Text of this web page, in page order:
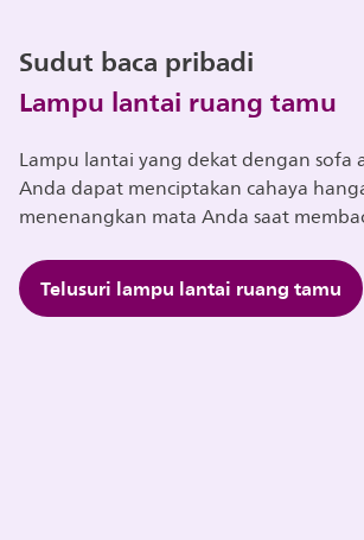
Sudut baca pribadi
Lampu lantai ruang tamu
Lampu lantai yang dekat dengan sofa
Anda dapat menciptakan cahaya
menenangkan mata Anda saat
Telusuri lampu lantai ruang tamu